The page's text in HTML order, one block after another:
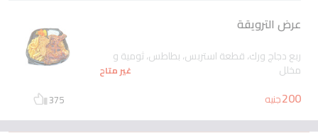
عرض الترويقة
ربع دجاج ورك، قطعة استربس، بطاطس، ثومية و
مخلل غير متاح
200جنيه 375